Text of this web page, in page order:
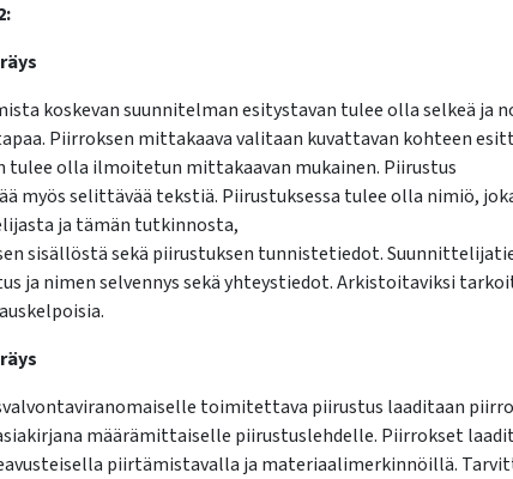
koskevan suunnitelman esitystavan tulee olla selkeä ja
Piirroksen mittakaava valitaan kuvattavan kohteen
tulee olla ilmoitetun mittakaavan mukainen. Piirustus
myös selittävää tekstiä. Piirustuksessa tulee olla nimiö,
ja tämän tutkinnosta,
sisällöstä sekä piirustuksen tunnistetiedot.
ja nimen selvennys sekä yhteystiedot. Arkistoitaviksi
toimitettava piirustus laaditaan
määrämittaiselle piirustuslehdelle. Piirrokset
piirtämistavalla ja materiaalimerkinnöillä.